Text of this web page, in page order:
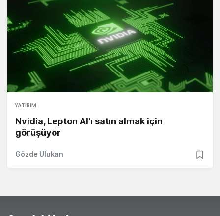
YATIRIM
Nvidia, Lepton AI'ı satın almak için
görüşüyor
Gözde Ulukan